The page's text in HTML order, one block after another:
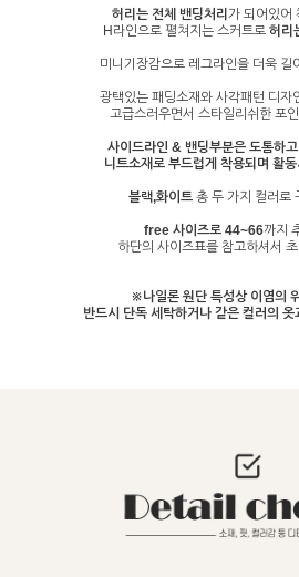
허리는 전체 밴딩처리 가 되어있어
H라인으로 펼쳐지는 스커트로 허리
미니기장감으로 레그라인을 더욱 길
광택있는 패딩소재와 사각패턴 디자
고급스러우면서 스타일리쉬한 포
사이드라인 & 밴딩부분은 도톰하
니트소재로 부드럽게 착용되며 활
블랙,화이트 총 두 가지 컬러로
free 사이즈로 44~66까지
하단의 사이즈표를 참고하셔서
※나일론 원단 특성상 이염의
반드시 단독 세탁하거나 같은 컬러의